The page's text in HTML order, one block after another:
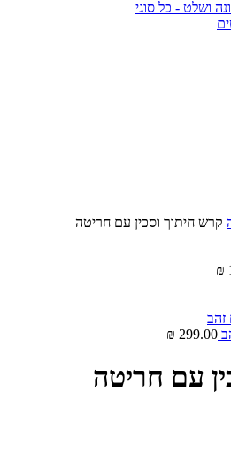
קרש חיתוך וסכין עם חריטה
₪
299.00
₪
עם חריטה